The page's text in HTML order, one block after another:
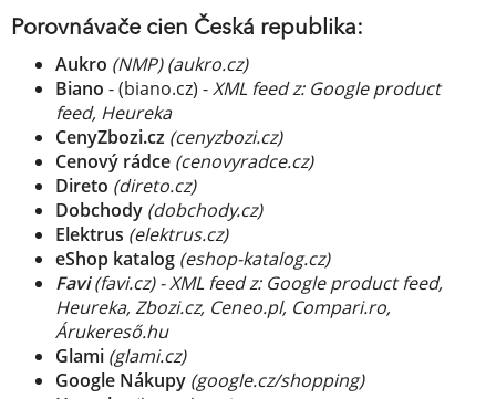
Porovnávače cien Česká republika:
Aukro (NMP) (aukro.cz)
Biano - (biano.cz) -XML feed z: Google product
feed, Heureka
CenyZbozi.cz (cenyzbozi.cz)
Cenový rádce (cenovyradce.cz)
Direto (direto.cz)
Dobchody (dobchody.cz)
Elektrus (elektrus.cz)
eShop katalog (eshop-katalog.cz)
Favi(favi.cz) - XML feed z: Google product feed,
Heureka, Zbozi.cz, Ceneo.pl, Compari.ro,
Árukereső.hu
Glami (glami.cz)
Google Nákupy (google.cz/shopping)